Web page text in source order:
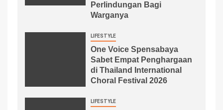
Perlindungan Bagi
Warganya
LIFESTYLE
One Voice Spensabaya
Sabet Empat Penghargaan
di Thailand International
Choral Festival 2026
LIFESTYLE